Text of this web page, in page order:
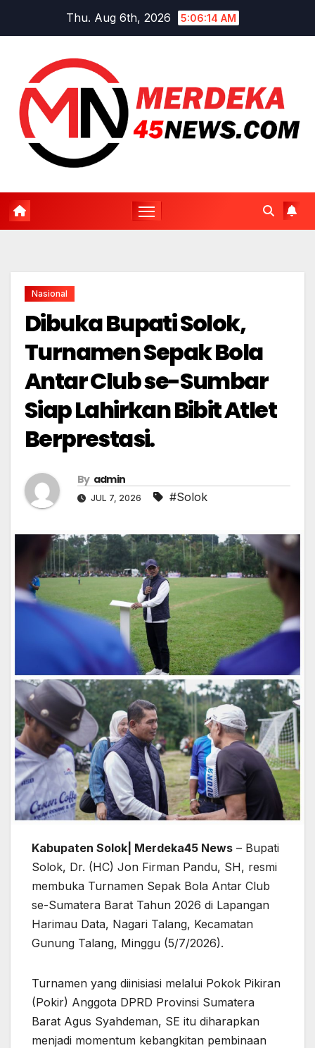
Thu. Aug 6th, 2026 5:06:15 AM
Nasional
Dibuka Bupati Solok,
Turnamen Sepak Bola
Antar Club se-Sumbar
Siap Lahirkan Bibit Atlet
Berprestasi.
By admin
JUL 7, 2026 #Solok
Kabupaten Solok| Merdeka45 News – Bupati
Solok, Dr. (HC) Jon Firman Pandu, SH, resmi
membuka Turnamen Sepak Bola Antar Club
se-Sumatera Barat Tahun 2026 di Lapangan
Harimau Data, Nagari Talang, Kecamatan
Gunung Talang, Minggu (5/7/2026).
Turnamen yang diinisiasi melalui Pokok Pikiran
(Pokir) Anggota DPRD Provinsi Sumatera
Barat Agus Syahdeman, SE itu diharapkan
menjadi momentum kebangkitan pembinaan